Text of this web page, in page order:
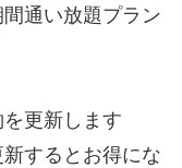
間通い放題プラン
更新します
するとお得にな